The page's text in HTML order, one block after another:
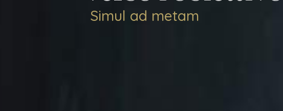
Simul ad metam